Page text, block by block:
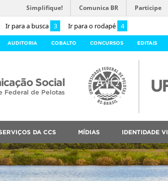
Ir para a busca 3 Ir para o rodapé 4
Simplifique! Comunica BR Participe
AUDITORIA COBALTO CONCURSOS EDITAIS
Social
Federal de Pelotas
DA CCS MÍDIAS IDENTIDADE